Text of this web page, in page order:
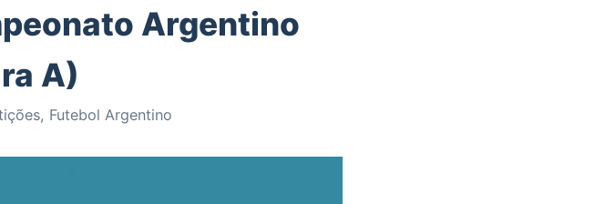
Argentino
A)
, Futebol Argentino